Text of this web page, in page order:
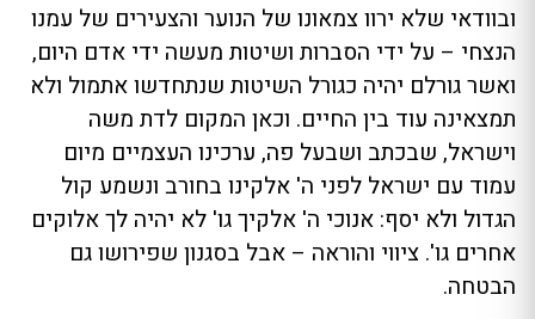
ובוודאי שלא ירוו צמאונו של הנוער והצעירים של עמנו
הנצחי – על ידי הסברות ושיטות מעשה ידי אדם היום,
ואשר גורלם יהיה כגורל השיטות שנתחדשו אתמול ולא
תמצאינה עוד בין החיים. וכאן המקום לדת משה
וישראל, שבכתב ושבעל פה, ערכינו העצמיים מיום
עמוד עם ישראל לפני ה' אלקינו בחורב ונשמע קול
הגדול ולא יסף: אנוכי ה' אלקיך גו' לא יהיה לך אלוקים
אחרים גו'. ציווי והוראה – אבל בסגנון שפירושו גם
הבטחה.